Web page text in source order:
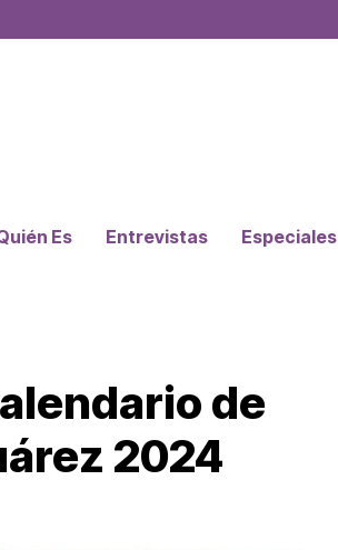
Es Entrevistas Especiales
de
2024